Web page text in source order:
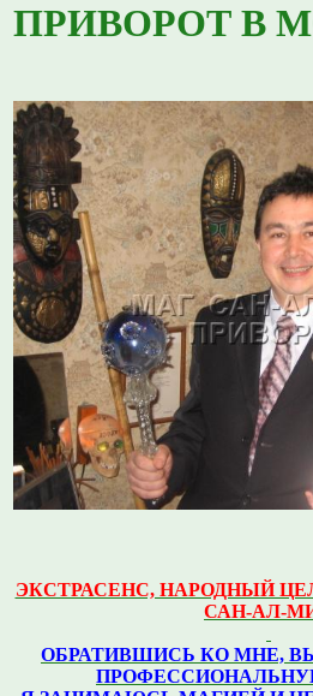
ПРИВОРОТ В
ЭКСТРАСЕНС, НАРОДНЫЙ
САН-АЛ-
ОБРАТИВШИСЬ КО МНЕ,